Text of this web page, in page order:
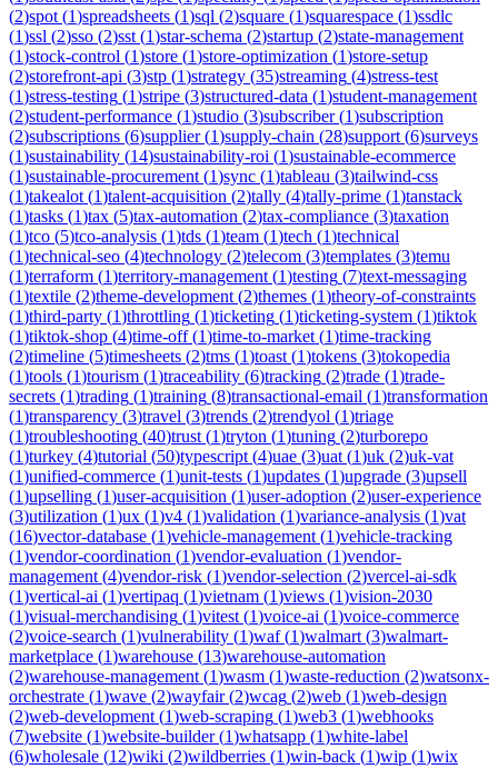
(2)spot (1)spreadsheets (1)sql (2)square (1)squarespace (1)ssdlc
(1)ssl (2)sso (2)sst (1)star-schema (2)startup (2)state-management
(1)stock-control (1)store (1)store-optimization (1)store-setup
(2)storefront-api (3)stp (1)strategy (35)streaming (4)stress-test
(1)stress-testing (1)stripe (3)structured-data (1)student-management
(2)student-performance (1)studio (3)subscriber(1)subscription
(2)subscriptions (6)supplier(1)supply-chain (28)support (6)surveys
(1)sustainability (14)sustainability-roi (1)sustainable-ecommerce
(1)sustainable-procurement (1)sync (1)tableau (3)tailwind-css
(1)takealot (1)talent-acquisition (2)tally (4)tally-prime (1)tanstack
(1)tasks (1)tax (5)tax-automation (2)tax-compliance (3)taxation
(1)tco (5)tco-analysis (1)tds (1)team (1)tech (1)technical
(1)technical-seo (4)technology (2)telecom (3)templates (3)temu
(1)terraform (1)territory-management (1)testing (7)text-messaging
(1)textile (2)theme-development (2)themes (1)theory-of-constraints
(1)third-party (1)throttling (1)ticketing (1)ticketing-system (1)tiktok
(1)tiktok-shop (4)time-off(1)time-to-market (1)time-tracking
(2)timeline (5)timesheets (2)tms (1)toast (1)tokens (3)tokopedia
(1)tools (1)tourism (1)traceability (6)tracking (2)trade (1)trade-
secrets (1)trading (1)training (8)transactional-email (1)transformation
(1)transparency (3)travel (3)trends (2)trendyol (1)triage
(1)troubleshooting (40)trust (1)tryton (1)tuning (2)turborepo
(1)turkey (4)tutorial (50)typescript (4)uae (3)uat (1)uk (2)uk-vat
(1)unified-commerce (1)unit-tests (1)updates (1)upgrade (3)upsell
(1)upselling (1)user-acquisition (1)user-adoption (2)user-experience
(3)utilization (1)ux (1)v4 (1)validation (1)variance-analysis (1)vat
(16)vector-database (1)vehicle-management (1)vehicle-tracking
(1)vendor-coordination (1)vendor-evaluation (1)vendor-
management (4)vendor-risk (1)vendor-selection (2)vercel-ai-sdk
(1)vertical-ai (1)vertipaq (1)vietnam (1)views (1)vision-2030
(1)visual-merchandising (1)vitest (1)voice-ai (1)voice-commerce
(2)voice-search (1)vulnerability (1)waf(1)walmart (3)walmart-
marketplace (1)warehouse (13)warehouse-automation
(2)warehouse-management (1)wasm (1)waste-reduction (2)watsonx-
orchestrate (1)wave (2)wayfair(2)wcag (2)web (1)web-design
(2)web-development (1)web-scraping (1)web3 (1)webhooks
(7)website (1)website-builder(1)whatsapp (1)white-label
(6)wholesale (12)wiki (2)wildberries (1)win-back (1)wip (1)wix